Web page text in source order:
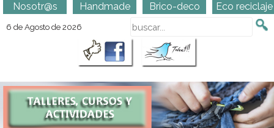
Nosotr@s Handmade Brico-deco Eco reciclaje
6 de Agosto de 2026